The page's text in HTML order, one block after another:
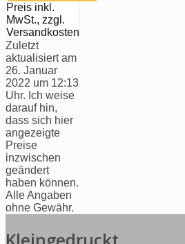
Preis inkl.
MwSt., zzgl.
Versandkosten
Zuletzt
aktualisiert am
26. Januar
2022 um 12:13
Uhr. Ich weise
darauf hin,
dass sich hier
angezeigte
Preise
inzwischen
geändert
haben können.
Alle Angaben
ohne Gewähr.